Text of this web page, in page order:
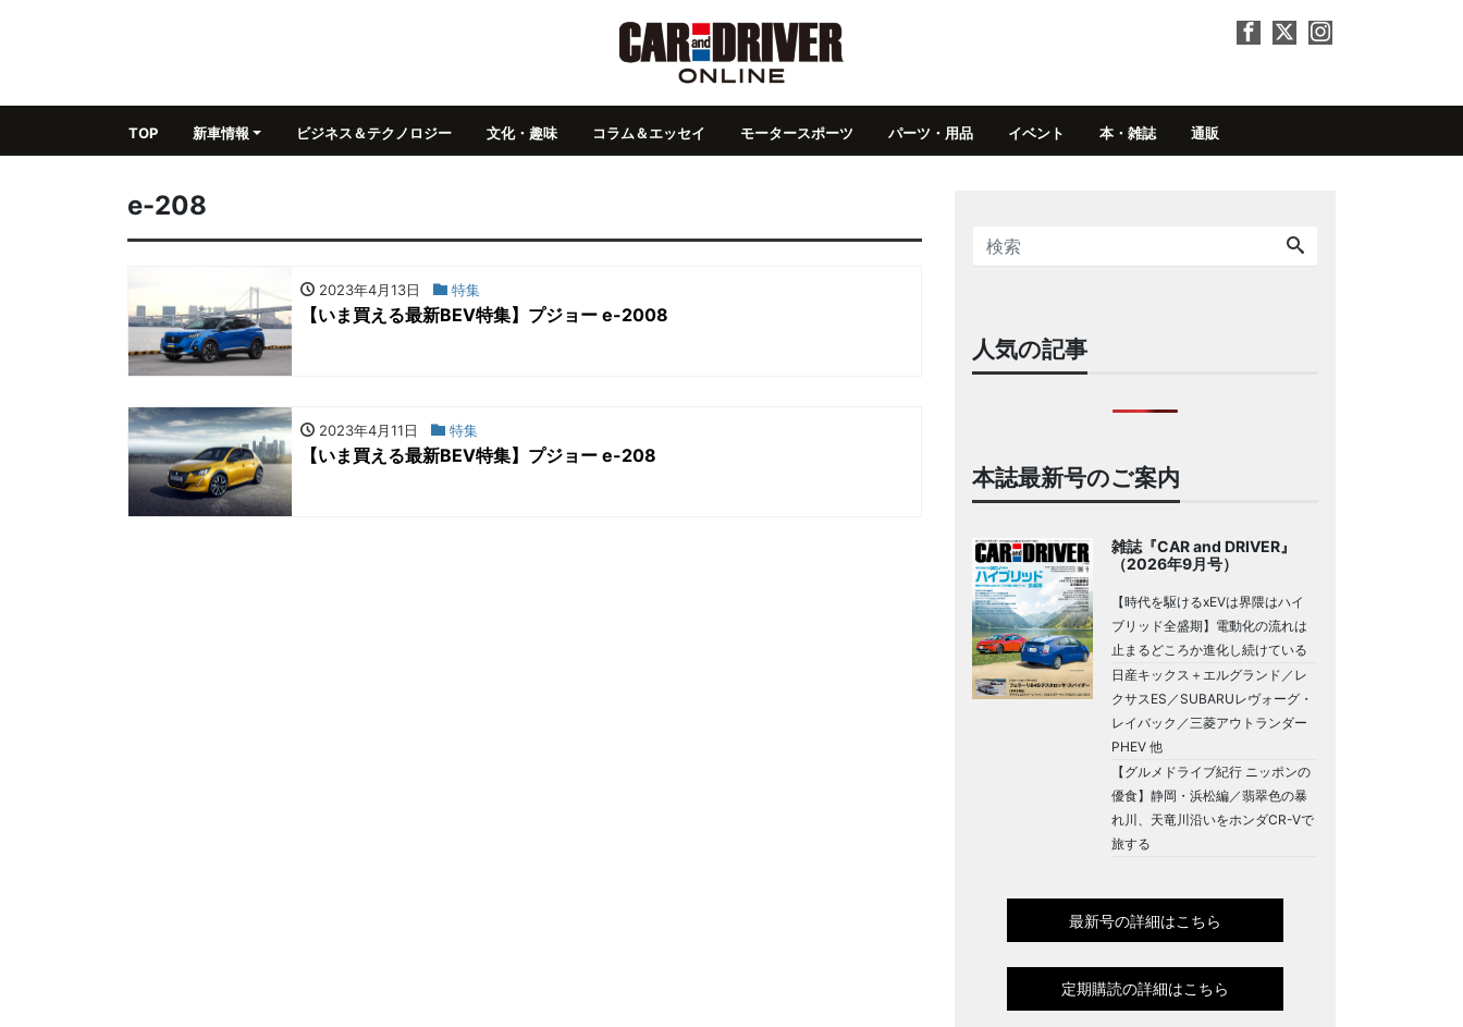
TOP 新車情報 ビジネス＆テクノロジー 文化・趣味 コラム＆エッセイ モータースポーツ パーツ・用品 イベント 本・雑誌 通販
e-208
2023年4月13日 特集
【いま買える最新BEV特集】プジョー e-2008
2023年4月11日 特集
【いま買える最新BEV特集】プジョー e-208
人気の記事
本誌最新号のご案内
雑誌『CAR and DRIVER』
（2026年9月号）
【時代を駆けるxEVは界隈はハイ
ブリッド全盛期】電動化の流れは
止まるどころか進化し続けている
日産キックス＋エルグランド／レ
クサスES／SUBARUレヴォーグ・
レイバック／三菱アウトランダー
PHEV 他
【グルメドライブ紀行 ニッポンの
優食】静岡・浜松編／翡翠色の暴
れ川、天竜川沿いをホンダCR-Vで
旅する
最新号の詳細はこちら
定期購読の詳細はこちら